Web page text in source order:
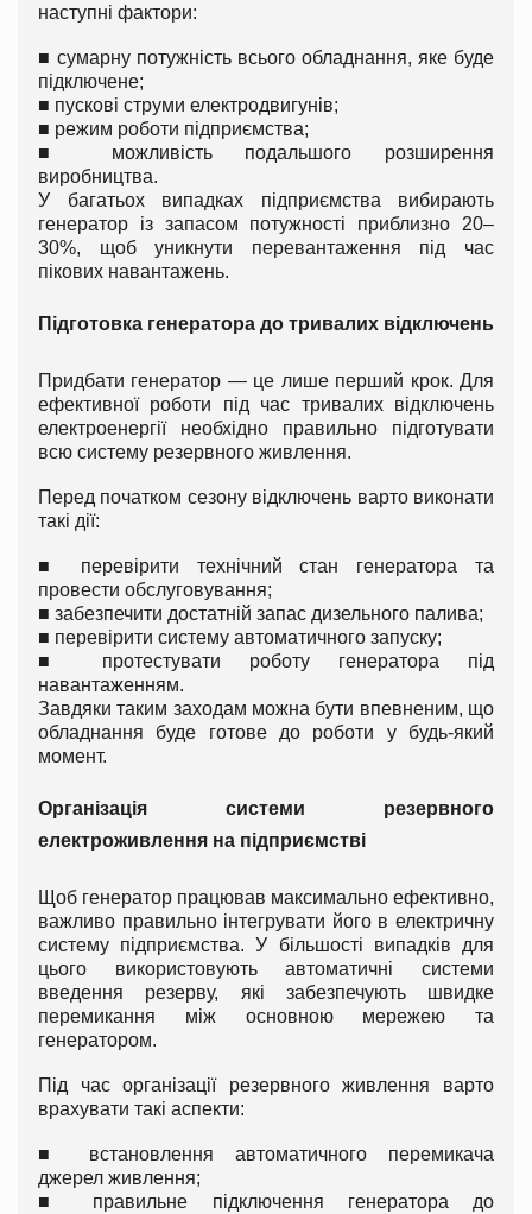
наступні фактори:
■ сумарну потужність всього обладнання, яке буде
підключене;
■ пускові струми електродвигунів;
■ режим роботи підприємства;
■ можливість подальшого розширення
виробництва.
У багатьох випадках підприємства вибирають
генератор із запасом потужності приблизно 20–
30%, щоб уникнути перевантаження під час
пікових навантажень.
Підготовка генератора до тривалих відключень
Придбати генератор — це лише перший крок. Для
ефективної роботи під час тривалих відключень
електроенергії необхідно правильно підготувати
всю систему резервного живлення.
Перед початком сезону відключень варто виконати
такі дії:
■ перевірити технічний стан генератора та
провести обслуговування;
■ забезпечити достатній запас дизельного палива;
■ перевірити систему автоматичного запуску;
■ протестувати роботу генератора під
навантаженням.
Завдяки таким заходам можна бути впевненим, що
обладнання буде готове до роботи у будь-який
момент.
Організація системи резервного
електроживлення на підприємстві
Щоб генератор працював максимально ефективно,
важливо правильно інтегрувати його в електричну
систему підприємства. У більшості випадків для
цього використовують автоматичні системи
введення резерву, які забезпечують швидке
перемикання між основною мережею та
генератором.
Під час організації резервного живлення варто
врахувати такі аспекти:
■ встановлення автоматичного перемикача
джерел живлення;
■ правильне підключення генератора до